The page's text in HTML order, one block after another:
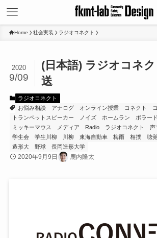
Home 社会実装 ラジオコネクト
(日本語) ラジオコネ
送
2020
9/09
ラジオコネクト
お悩み相談
アナログ オンライン授業 コネクト
トランペットスピーカー
ノイズ ホームラン ボラード
ミッキーマウス
メディア Radio ラジオコネクト 声
学生会
学生川柳 川柳 東海自動車 梅雨 相撲 聴覚
造形大
野球 長岡造形大学
2020年9月9日 鹿内隆太